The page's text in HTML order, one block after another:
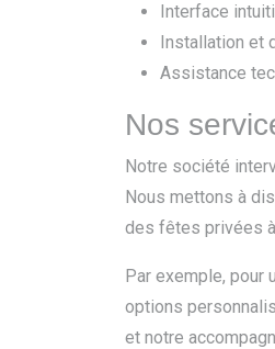
Interface
Installation et
Assistance
Nos
Notre société
Nous mettons à
des fêtes privées
Par exemple, pour
options
et notre